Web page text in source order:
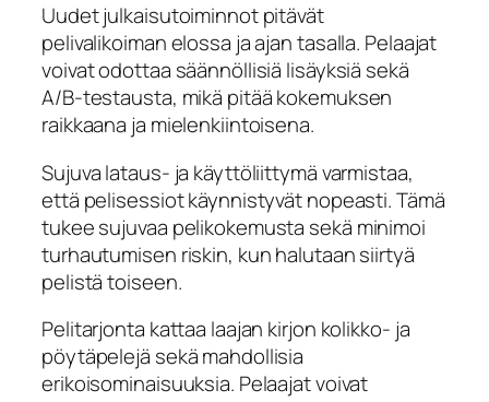
Uudet julkaisutoiminnot pitävät
pelivalikoiman elossa ja ajan tasalla. Pelaajat
voivat odottaa säännöllisiä lisäyksiä sekä
A/B-testausta, mikä pitää kokemuksen
raikkaana ja mielenkiintoisena.
Sujuva lataus- ja käyttöliittymä varmistaa,
että pelisessiot käynnistyvät nopeasti. Tämä
tukee sujuvaa pelikokemusta sekä minimoi
turhautumisen riskin, kun halutaan siirtyä
pelistä toiseen.
Pelitarjonta kattaa laajan kirjon kolikko- ja
pöytäpelejä sekä mahdollisia
erikoisominaisuuksia. Pelaajat voivat